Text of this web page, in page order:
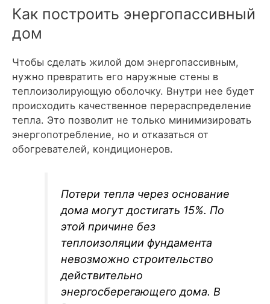
Как построить энергопассивный
дом
Чтобы сделать жилой дом энергопассивным,
нужно превратить его наружные стены в
теплоизолирующую оболочку. Внутри нее будет
происходить качественное перераспределение
тепла. Это позволит не только минимизировать
энергопотребление, но и отказаться от
обогревателей, кондиционеров.
Потери тепла через основание
дома могут достигать 15%. По
этой причине без
теплоизоляции фундамента
невозможно строительство
действительно
энергосберегающего дома. В